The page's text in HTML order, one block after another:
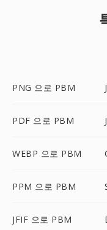
PNG 으로 PBM
PDF 으로 PBM
WEBP 으로 PBM
PPM 으로 PBM
JFIF 으로 PBM